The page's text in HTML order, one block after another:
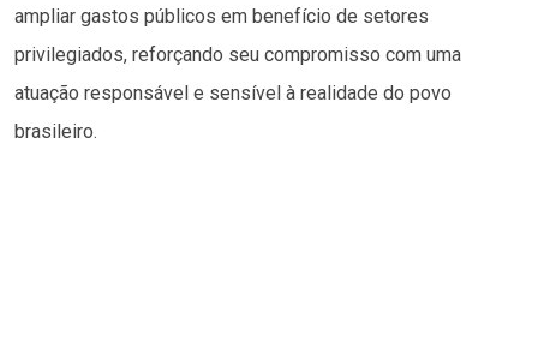
ampliar gastos públicos em benefício de setores
privilegiados, reforçando seu compromisso com uma
atuação responsável e sensível à realidade do povo
brasileiro.